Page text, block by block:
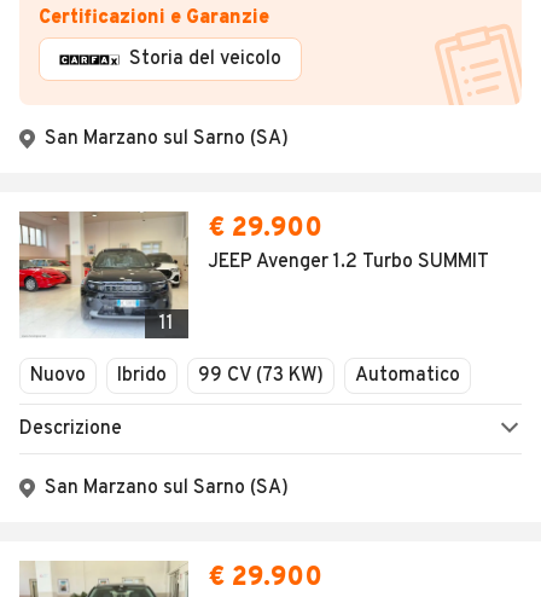
Certificazioni e Garanzie
Storia del veicolo
San Marzano sul Sarno (SA)
11
€ 29.900
JEEP Avenger 1.2 Turbo SUMMIT
Nuovo Ibrido 99 CV (73 KW) Automatico
Descrizione
San Marzano sul Sarno (SA)
€ 29.900